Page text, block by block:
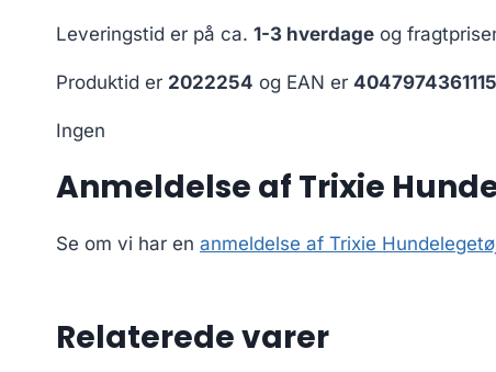
Leveringstid er på ca. 1-3 hverdage og
Produktid er 2022254 og EAN er 4047974361115
Ingen
Anmeldelse af Trixie
Se om vi har en anmeldelse af Trixie
Relaterede varer